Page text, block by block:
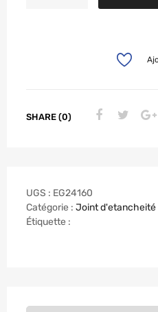
SHARE (0)
UGS : EG24160
Catégorie : Joint d'etancheité
Étiquette :